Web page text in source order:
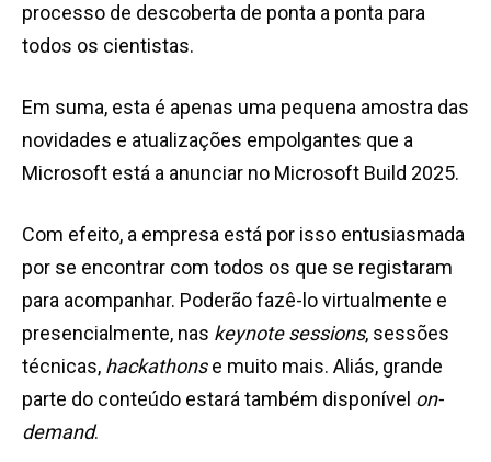
processo de descoberta de ponta a ponta para
todos os cientistas.
Em suma, esta é apenas uma pequena amostra das
novidades e atualizações empolgantes que a
Microsoft está a anunciar no Microsoft Build 2025.
Com efeito, a empresa está por isso entusiasmada
por se encontrar com todos os que se registaram
para acompanhar. Poderão fazê-lo virtualmente e
presencialmente, nas keynote sessions, sessões
técnicas, hackathonse muito mais. Aliás, grande
parte do conteúdo estará também disponível on-
demand.